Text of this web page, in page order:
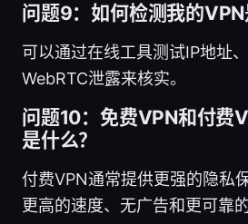
问题9：如何检测我的VPN
可以通过在线工具测试IP地址
WebRTC泄露来核实。
问题10：免费VPN和付费
是什么？
付费VPN通常提供更强的隐私
更高的速度、无广告和更可靠